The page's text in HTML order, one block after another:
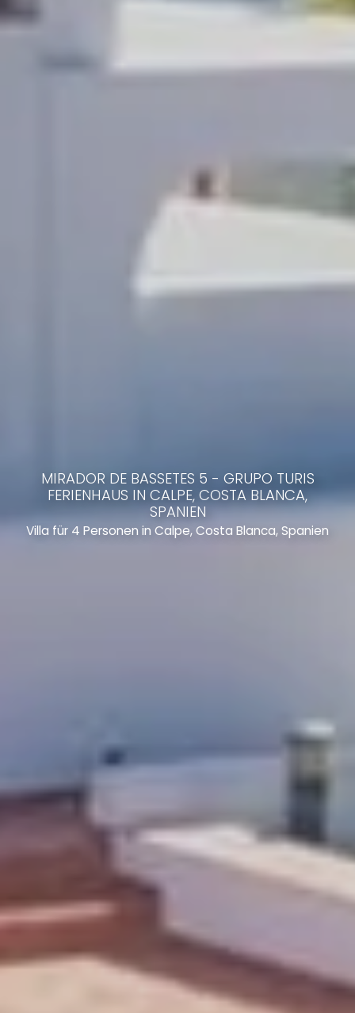
MIRADOR DE BASSETES 5 - GRUPO TURIS
FERIENHAUS IN CALPE, COSTA BLANCA,
SPANIEN
Villa für 4 Personen in Calpe, Costa Blanca, Spanien